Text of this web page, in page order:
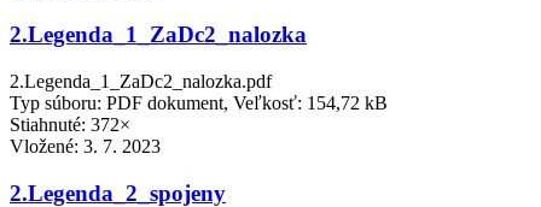
2.Legenda_1_ZaDc2_nalozka
2.Legenda_1_ZaDc2_nalozka.pdf
Typ súboru: PDF dokument, Veľkosť: 154,72 kB
Stiahnuté: 372×
Vložené: 3. 7. 2023
2.Legenda_2_spojeny